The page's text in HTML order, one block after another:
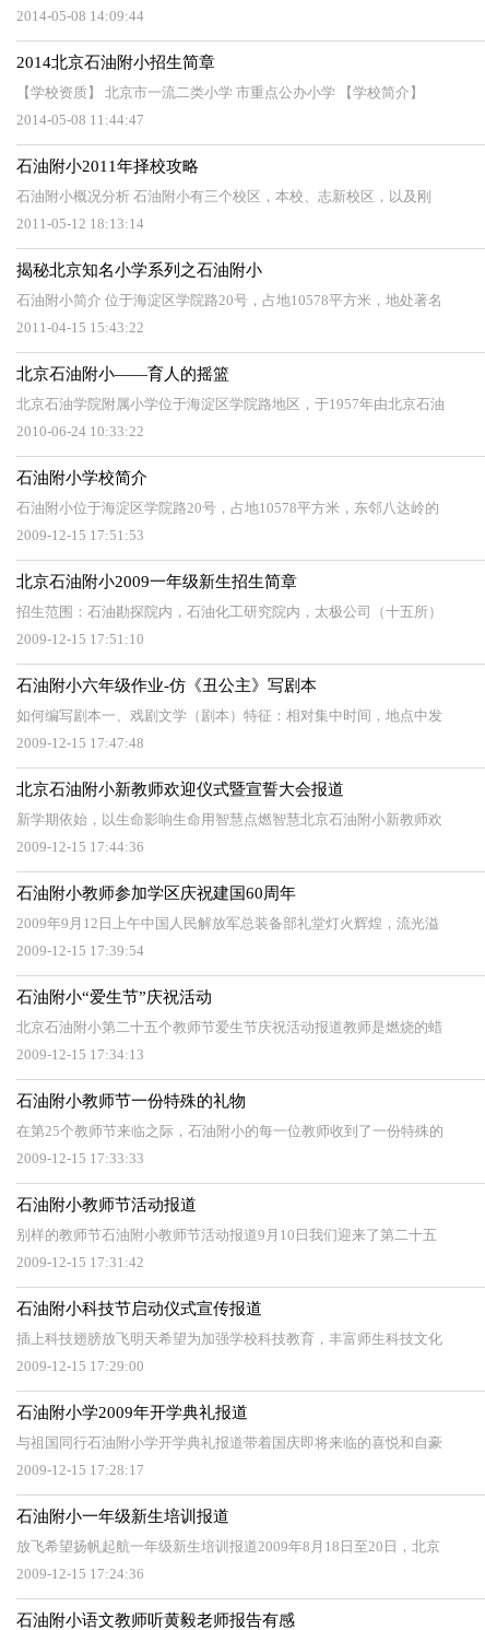
2014-05-08 14:09:44
2014北京石油附小招生简章
【学校资质】 北京市一流二类小学 市重点公办小学 【学校简介】
2014-05-08 11:44:47
石油附小2011年择校攻略
石油附小概况分析 石油附小有三个校区，本校、志新校区，以及刚
2011-05-12 18:13:14
揭秘北京知名小学系列之石油附小
石油附小简介 位于海淀区学院路20号，占地10578平方米，地处著名
2011-04-15 15:43:22
北京石油附小——育人的摇篮
北京石油学院附属小学位于海淀区学院路地区，于1957年由北京石油
2010-06-24 10:33:22
石油附小学校简介
石油附小位于海淀区学院路20号，占地10578平方米，东邻八达岭的
2009-12-15 17:51:53
北京石油附小2009一年级新生招生简章
招生范围：石油勘探院内，石油化工研究院内，太极公司（十五所）
2009-12-15 17:51:10
石油附小六年级作业-仿《丑公主》写剧本
如何编写剧本一、戏剧文学（剧本）特征：相对集中时间，地点中发
2009-12-15 17:47:48
北京石油附小新教师欢迎仪式暨宣誓大会报道
新学期依始，以生命影响生命用智慧点燃智慧北京石油附小新教师欢
2009-12-15 17:44:36
石油附小教师参加学区庆祝建国60周年
2009年9月12日上午中国人民解放军总装备部礼堂灯火辉煌，流光溢
2009-12-15 17:39:54
石油附小“爱生节”庆祝活动
北京石油附小第二十五个教师节爱生节庆祝活动报道教师是燃烧的蜡
2009-12-15 17:34:13
石油附小教师节一份特殊的礼物
在第25个教师节来临之际，石油附小的每一位教师收到了一份特殊的
2009-12-15 17:33:33
石油附小教师节活动报道
别样的教师节石油附小教师节活动报道9月10日我们迎来了第二十五
2009-12-15 17:31:42
石油附小科技节启动仪式宣传报道
插上科技翅膀放飞明天希望为加强学校科技教育，丰富师生科技文化
2009-12-15 17:29:00
石油附小学2009年开学典礼报道
与祖国同行石油附小学开学典礼报道带着国庆即将来临的喜悦和自豪
2009-12-15 17:28:17
石油附小一年级新生培训报道
放飞希望扬帆起航一年级新生培训报道2009年8月18日至20日，北京
2009-12-15 17:24:36
石油附小语文教师听黄毅老师报告有感